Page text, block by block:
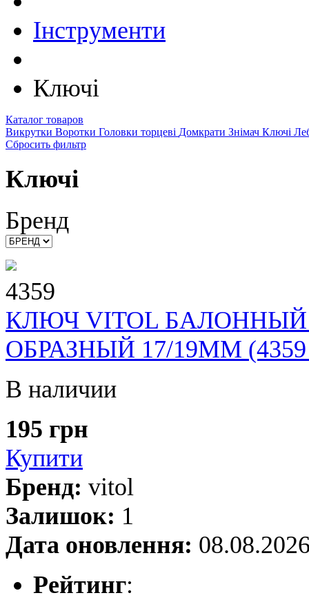
Інструменти
Ключі
Каталог товаров
Викрутки Воротки Головки торцеві Домкрати Знімач Ключі
Cбросить фильтр
Ключі
Бренд
4359
КЛЮЧ VITOL
ОБРАЗНЫЙ 17/19ММ
В наличии
195 грн
Купити
Бренд: vitol
Залишок: 1
Дата оновлення:
Рейтинг: